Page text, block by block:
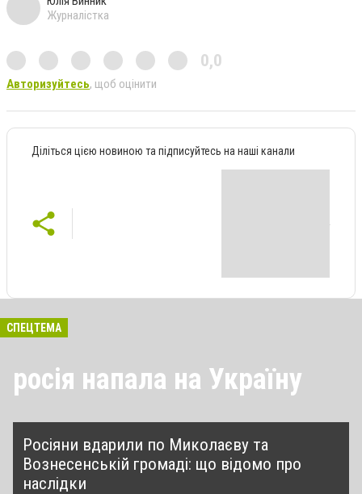
Журналістка
0,0
Авторизуйтесь, щоб оцінити
Діліться цією новиною та підписуйтесь на наші канали
СПЕЦТЕМА
росія напала на Україну
Росіяни вдарили по Миколаєву та
Вознесенській громаді: що відомо про
наслідки